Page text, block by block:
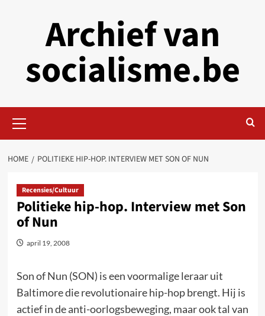
Archief van
socialisme.be
Menu
HOME POLITIEKE HIP-HOP. INTERVIEW MET SON OF NUN
Recensies/Cultuur
Politieke hip-hop. Interview met Son
of Nun
april 19, 2008
Son of Nun (SON) is een voormalige leraar uit
Baltimore die revolutionaire hip-hop brengt. Hij is
actief in de anti-oorlogsbeweging, maar ook tal van